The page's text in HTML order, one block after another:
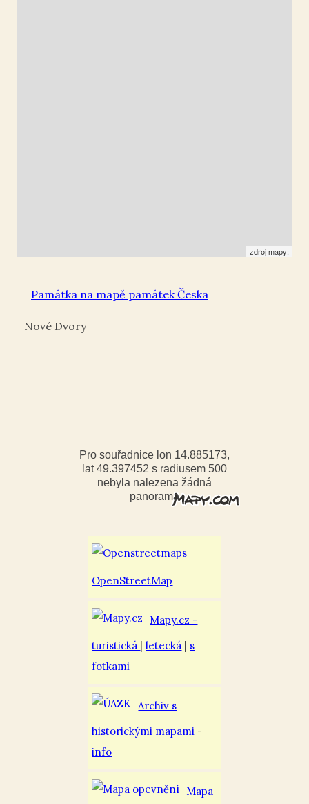
zdroj mapy:
Památka na mapě památek Česka
Nové Dvory
Pro souřadnice lon 14.885173,
lat 49.397452 s radiusem 500
nebyla nalezena žádná
panorama
OpenStreetMap
Mapy.cz -
turistická |letecká | s
fotkami
Archiv s
historickými mapami -
info
Mapa